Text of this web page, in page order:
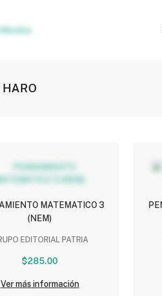
MATEMATICO 3
(NEM)
EDITORIAL PATRIA
$285.00
Ver más información